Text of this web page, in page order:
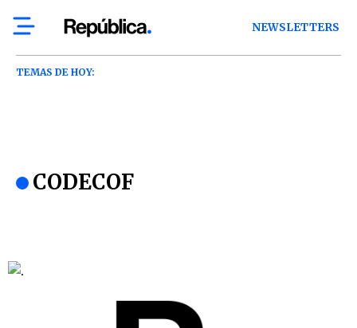
NEWSLETTERS
TEMAS DE HOY:
CODECOF